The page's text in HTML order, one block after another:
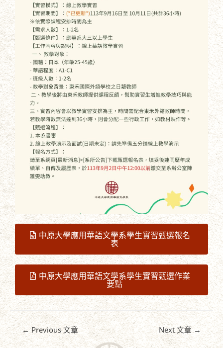
中原大學應用華語文學系學生實習甄選報名
表
中原大學應用華語文學系學生實習甄選作業
要點
← Previous 文章 Next 文章 →